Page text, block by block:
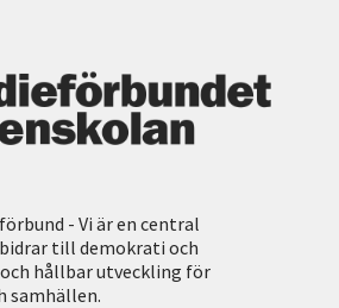
- Vi är en central
till demokrati och
hållbar utveckling för
samhällen.